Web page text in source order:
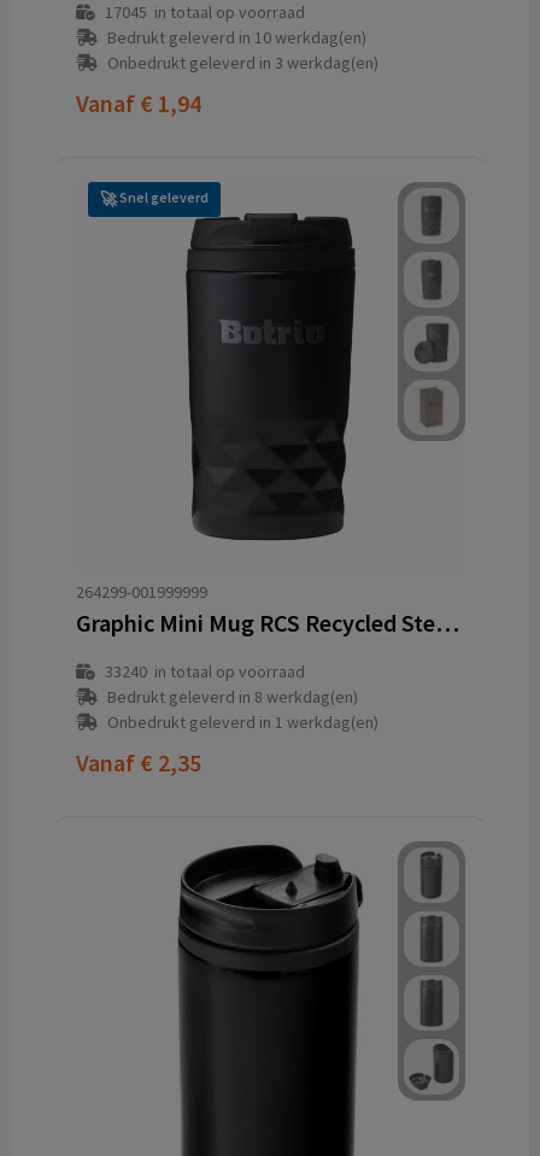
17045 in totaal op voorraad
Bedrukt geleverd in 10 werkdag(en)
Onbedrukt geleverd in 3 werkdag(en)
Vanaf € 1,94
Snel geleverd
264299-001999999
Graphic Mini Mug RCS Recycled Steel 250 ml thermosbeker
33240in totaal op voorraad
Bedrukt geleverd in 8 werkdag(en)
Onbedrukt geleverd in 1 werkdag(en)
Vanaf € 2,35